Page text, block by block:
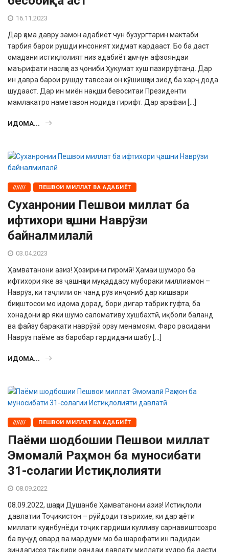
16.11.2023
Дар ҳама давру замон адабиёт чун бузургтарин мактаби
тарбия барои рушди инсоният хидмат кардааст. Бо ба даст
омадани истиқлолият низ адабиёт ҳамчун афзояндаи
маърифати наслҳо аз ҷониби Ҳукумат хуш пазируфтанд. Дар
ин давра барои рушду тавсеаи он кӯшишҳои зиёд ба харҷ дода
шу­дааст. Дар ин миён нақши бевоси­таи Президенти
мамлакатро наме­тавон нодида гирифт. Дар арафаи […]
ИДОМА...
/////// ПЕШВОИ МИЛЛАТ ВА АДАБИЁТ
Суханронии Пешвои миллат ба
ифтихори ҷашни Наврӯзи
байналмилалӣ
03.04.2023
Ҳамватанони азиз! Ҳозирини гиромӣ! Ҳамаи шуморо ба
ифтихори яке аз ҷашнҳои муқаддасу мубораки миллиамон –
Наврӯз, ки таҷлили он чанд рӯз инҷониб дар кишвари
биҳиштосои мо идома дорад, бори дигар табрик гуфта, ба
хонадони ҳар яки шумо саломативу хушбахтӣ, иқболи баланд
ва файзу баракати наврӯзӣ орзу менамоям. Фаро расидани
Наврӯз паёме аз баробар гардидани шабу […]
ИДОМА...
/////// ПЕШВОИ МИЛЛАТ ВА АДАБИЁТ
Паёми шодбошии Пешвои миллат
Эмомалӣ Раҳмон ба муносибати
31-солагии Истиқлолияти
08.09.2022
08.09.2022, шаҳри Душанбе Ҳамватанони азиз! Истиқлоли
давлатии Тоҷикистон – рӯйдоди таърихие, ки дар ҳаёти
миллати куҳанбунёди тоҷик гардиши кулливу сарнавиштсозро
ба вуҷуд овард ва мардуми мо ба шарофати ин падидаи
зиндагисоз тақдири ояндаи давлату миллати худро ба дасти